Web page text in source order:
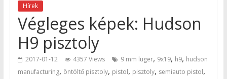
Hírek
Végleges képek: Hudson
H9 pisztoly
2017-01-12 4357 Views 9 mm luger, 9x19, h9, hudson
manufacturing, öntöltő pisztoly, pistol, pisztoly, semiauto pistol,